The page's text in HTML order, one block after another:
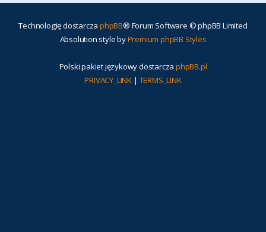
Technologię dostarcza phpBB® Forum Software © phpBB Limited
Absolution style byPremium phpBB Styles
Polski pakiet językowy dostarcza phpBB.pl
PRIVACY_LINK | TERMS_LINK